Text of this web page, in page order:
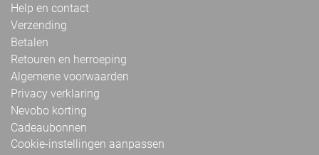
Help en contact
Verzending
Betalen
Retouren en herroeping
Algemene voorwaarden
Privacy verklaring
Nevobo korting
Cadeaubonnen
Cookie-instellingen aanpassen